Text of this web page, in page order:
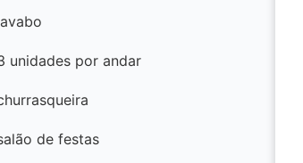
unidades por andar
de festas